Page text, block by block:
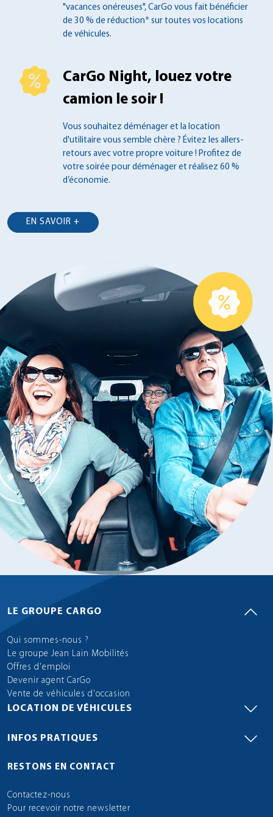
"vacances onéreuses", CarGo vous fait bénéficier
de 30 % de réduction* sur toutes vos locations
de véhicules.
CarGo Night, louez votre
camion le soir !
Vous souhaitez déménager et la location
d'utilitaire vous semble chère ? Évitez les allers-
retours avec votre propre voiture ! Profitez de
votre soirée pour déménager et réalisez 60 %
d’économie.
EN SAVOIR +
LE GROUPE CARGO
Qui sommes-nous ?
Le groupe Jean Lain Mobilités
Offres d'emploi
Devenir agent CarGo
Vente de véhicules d'occasion
LOCATION DE VÉHICULES
INFOS PRATIQUES
RESTONS EN CONTACT
Contactez-nous
Pour recevoir notre newsletter